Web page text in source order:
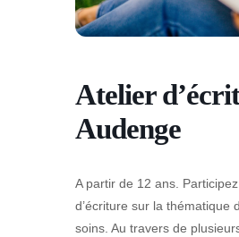
Atelier
Audenge
A partir de 12 ans.
d’écriture sur la thématique
soins. Au travers de